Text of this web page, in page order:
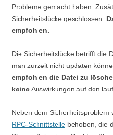
Probleme gemacht haben.
Sicherheitslücke geschlossen.
empfohlen.
Die Sicherheitslücke betrifft die
man zurzeit nicht updaten
empfohlen die Datei zu
keineAuswirkungen auf den
Neben dem Sicherheitsproblem
RPC-Schnittstelle behoben, die